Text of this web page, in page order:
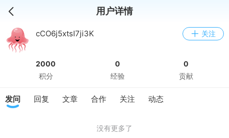
用户详情
cCO6j5xtsI7ji3K 关注
2000
积分
0
经验
0
贡献
发问 回复 文章 合作 关注 动态
没有更多了